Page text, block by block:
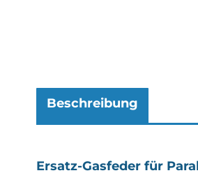
Beschreibung
Ersatz-Gasfeder für